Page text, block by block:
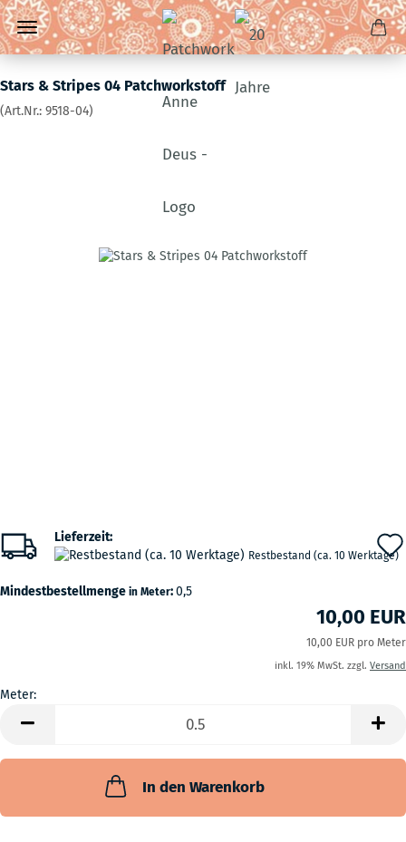
Stars & Stripes 04 Patchworkstoff
(Art.Nr.: 9518-04)
Lieferzeit:
Restbestand (ca. 10 Werktage)
Mindestbestellmenge in Meter:0,5
10,00 EUR
10,00 EUR pro Meter
inkl. 19% MwSt. zzgl. Versand
Meter:
In den Warenkorb